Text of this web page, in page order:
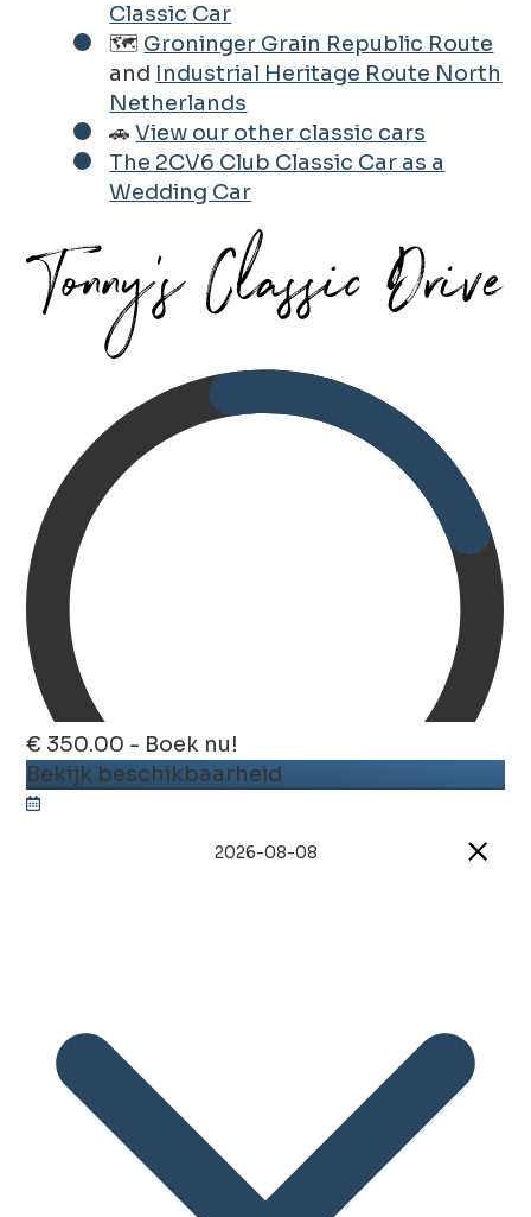
Classic Car
🗺️ Groninger Grain Republic Route
and Industrial Heritage Route North
Netherlands
🚗View our other classic cars
The 2CV6 Club Classic Car as a
Wedding Car
€ 350.00 - Boek nu!
Bekijk beschikbaarheid
2026-08-08